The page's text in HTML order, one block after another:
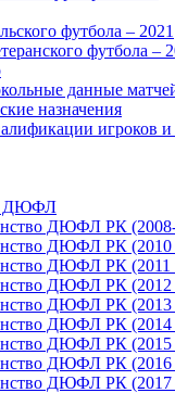
футбола – 2021
футбола –
данные
назначения
игроков
ДЮФЛ
ДЮФЛ РК (2008-
ДЮФЛ РК (2010
ДЮФЛ РК (2011
ДЮФЛ РК (2012
ДЮФЛ РК (2013
ДЮФЛ РК (2014
ДЮФЛ РК (2015
ДЮФЛ РК (2016
ДЮФЛ РК (2017